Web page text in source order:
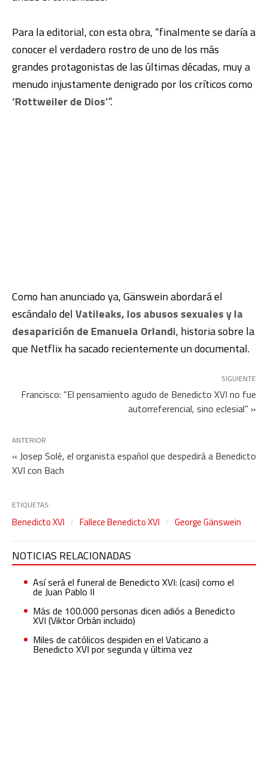
Para la editorial, con esta obra, “finalmente se daría a
conocer el verdadero rostro de uno de los más
grandes protagonistas de las últimas décadas, muy a
menudo injustamente denigrado por los críticos como
‘Rottweiler de Dios’“.
Como han anunciado ya, Gänswein abordará el
escándalo delVatileaks, los abusos sexuales y la
desaparición de Emanuela Orlandi, historia sobre la
que Netflix ha sacado recientemente un documental.
SIGUIENTE
Francisco: “El pensamiento agudo de Benedicto XVI no fue
autorreferencial, sino eclesial” »
ANTERIOR
« Josep Solé, el organista español que despedirá a Benedicto
XVI con Bach
ETIQUETAS:
Benedicto XVI Fallece Benedicto XVI George Gänswein
NOTICIAS RELACIONADAS
Así será el funeral de Benedicto XVI: (casi) como el
de Juan Pablo II
Más de 100.000 personas dicen adiós a Benedicto
XVI (Viktor Orbán incluido)
Miles de católicos despiden en el Vaticano a
Benedicto XVI por segunda y última vez